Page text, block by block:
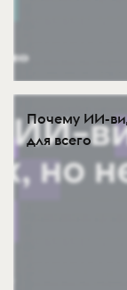
Почему ИИ-
для всего